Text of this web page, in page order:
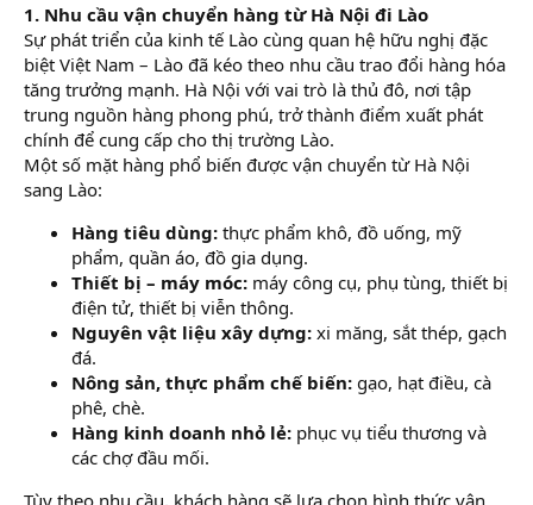
1. Nhu cầu vận chuyển hàng từ Hà Nội đi Lào
Sự phát triển của kinh tế Lào cùng quan hệ hữu nghị đặc
biệt Việt Nam – Lào đã kéo theo nhu cầu trao đổi hàng hóa
tăng trưởng mạnh. Hà Nội với vai trò là thủ đô, nơi tập
trung nguồn hàng phong phú, trở thành điểm xuất phát
chính để cung cấp cho thị trường Lào.
Một số mặt hàng phổ biến được vận chuyển từ Hà Nội
sang Lào:
Hàng tiêu dùng: thực phẩm khô, đồ uống, mỹ
phẩm, quần áo, đồ gia dụng.
Thiết bị – máy móc: máy công cụ, phụ tùng, thiết bị
điện tử, thiết bị viễn thông.
Nguyên vật liệu xây dựng: xi măng, sắt thép, gạch
đá.
Nông sản, thực phẩm chế biến: gạo, hạt điều, cà
phê, chè.
Hàng kinh doanh nhỏ lẻ: phục vụ tiểu thương và
các chợ đầu mối.
Tùy theo nhu cầu, khách hàng sẽ lựa chọn hình thức vận